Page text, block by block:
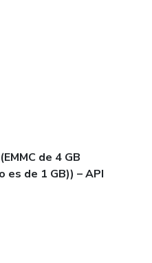
de 4 GB
es de 1 GB)) – API